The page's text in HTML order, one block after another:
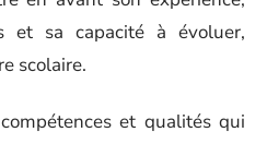
et sa capacité à évoluer,
scolaire.
et qualités qui